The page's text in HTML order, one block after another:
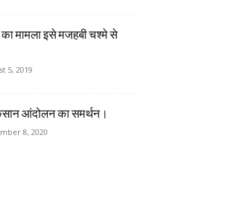
का मामला इसे मजहबी चश्मे से
5, 2019
आंदोलन का समर्थन।
8, 2020